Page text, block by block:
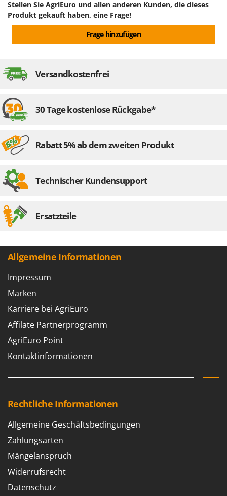
Mowox
MTD
N
Ninja
Novital
NuovaFac
O
Oliviero
OMA
Ompagrill
Ooni
Oriental Koshin
Outdoorchef
P
Palazzetti
Palumbo Pavi
Partisani
Pramac
R
R.G.V.
Rato
Reber
Redback
Verpackung Originalverpackung
Abmessung Verpackung/en cm (LxBxH)
Gesamtgewicht mit Verpackung
Stellen Sie AgriEuro und allen anderen Kunden, die dieses
Produkt gekauft haben, eine Frage!
Frage hinzufügen
Versandkostenfrei
30 Tage kostenlose Rückgabe*
Rabatt 5% ab dem zweiten Produkt
Technischer Kundensupport
Ersatzteile
Allgemeine Informationen
Impressum
Marken
Karriere bei AgriEuro
Affilate Partnerprogramm
AgriEuro Point
Kontaktinformationen
Rechtliche Informationen
Allgemeine Geschäftsbedingungen
Zahlungsarten
Mängelanspruch
Widerrufsrecht
Datenschutz